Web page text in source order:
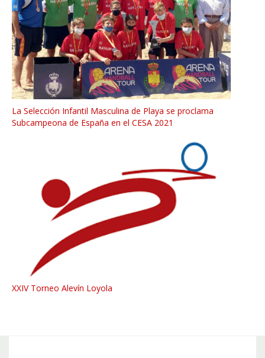
La Selección Infantil Masculina de Playa se proclama
Subcampeona de España en el CESA 2021
XXIV Torneo Alevín Loyola